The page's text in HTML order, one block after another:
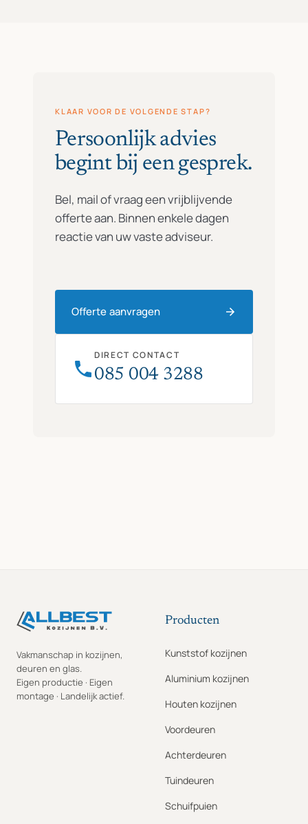
KLAAR VOOR DE VOLGENDE STAP?
Persoonlijk advies
begint bij een gesprek.
Bel, mail of vraag een vrijblijvende
offerte aan. Binnen enkele dagen
reactie van uw vaste adviseur.
Offerte aanvragen
DIRECT CONTACT
085 004 3288
Vakmanschap in kozijnen,
deuren en glas.
Eigen productie · Eigen
montage · Landelijk actief.
Producten
Kunststof kozijnen
Aluminium kozijnen
Houten kozijnen
Voordeuren
Achterdeuren
Tuindeuren
Schuifpuien